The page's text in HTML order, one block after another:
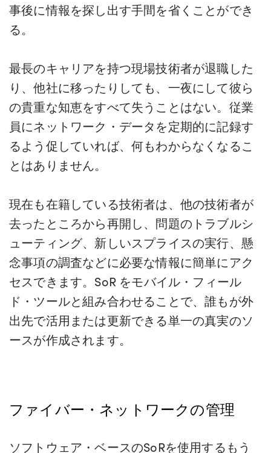
事後に情報を探し出す手間を省くことができ
る。
最長のキャリアを持つ現場技術者が退職した
り、他社に移ったりしても、一夜にして彼ら
の貴重な知恵をすべて失うことはない。従業
員にネットワーク・データを定期的に記録す
るよう促していれば、何もわからなくなるこ
とはありません。
現在も在籍している技術者は、他の技術者が
去ったところから再開し、問題のトラブルシ
ューティング、新しいスプライスの実行、懸
念事項の調査などに必要な情報に簡単にアク
セスできます。SoR をモバイル・フィール
ド・ツールと組み合わせることで、誰もが外
出先で活用または更新できる単一の真実のソ
ースが作成されます。
ファイバー・ネットワークの管理
ソフトウェア・ベースのSoRを使用するもう